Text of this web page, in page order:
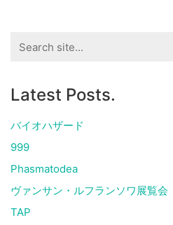
for:
Latest Posts.
バイオハザード
999
Phasmatodea
ヴァンサン・ルフランソワ展覧会
TAP